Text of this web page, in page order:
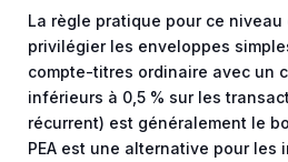
La règle pratique pour ce
privilégier les enveloppes
compte-titres ordinaire avec un
inférieurs à 0,5 % sur les
récurrent) est généralement le
PEA est une alternative pour les